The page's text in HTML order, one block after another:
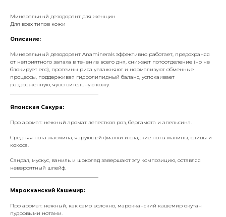
Минеральный дезодорант для женщин
Для всех типов кожи
Описание:
Минеральный дезодорант Anaminerals эффективно работает, предохраняя
от неприятного запаха в течение всего дня, снижает потоотделение (но не
блокирует его), протеины риса увлажняют и нормализуют обменные
процессы, поддерживая гидролипидный баланс, успокаивает
раздражённую, чувствительную кожу.
Японская Сакура:
Про аромат: нежный аромат лепестков роз, бергамота и апельсина.
Средняя нота жасмина, чарующей фиалки и сладкие ноты малины, сливы и
кокоса.
Сандал, мускус, ваниль и шоколад завершают эту композицию, оставляя
невероятный шлейф.
Марокканский Кашемир:
Про аромат: нежный, как само волокно, марокканский кашемир окутан
пудровыми нотами.